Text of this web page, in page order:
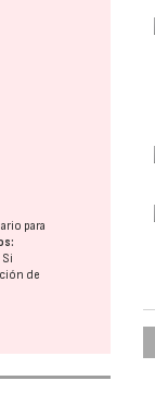
para
Si
de